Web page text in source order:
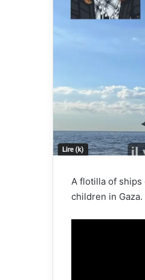
A flotilla of ships
children in